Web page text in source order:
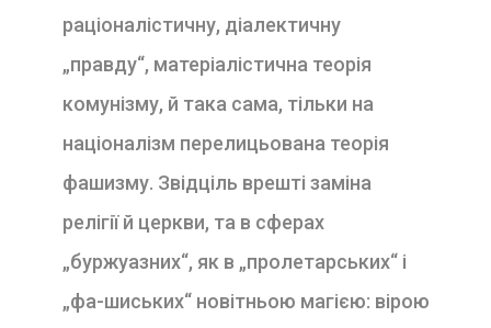
раціоналістичну, діалектичну
„правду“, матеріалістична теорія
комунізму, й така сама, тільки на
націоналізм перелицьована теорія
фашизму. Звідціль врешті заміна
релігії й церкви, та в сферах
„буржуазних“, як в „пролетарських“ і
„фа-шиських“ новітньою магією: вірою